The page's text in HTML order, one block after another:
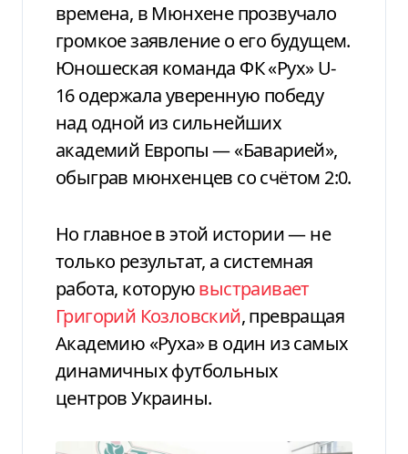
времена, в Мюнхене прозвучало
громкое заявление о его будущем.
Юношеская команда ФК «Рух» U-
16 одержала уверенную победу
над одной из сильнейших
академий Европы — «Баварией»,
обыграв мюнхенцев со счётом 2:0.
Но главное в этой истории — не
только результат, а системная
работа, которуювыстраивает
Григорий Козловский, превращая
Академию «Руха» в один из самых
динамичных футбольных
центров Украины.